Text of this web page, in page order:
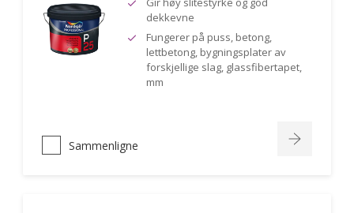
dekkevne
Fungerer på puss, betong,
lettbetong, bygningsplater av
forskjellige slag, glassfibertapet,
mm
Sammenligne